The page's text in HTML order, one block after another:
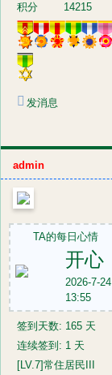
画
网
积分
14215
发消息
admin
TA的每日心情
开心
2026-7-24
13:55
签到天数: 165 天
连续签到: 1 天
[LV.7]常住居民III